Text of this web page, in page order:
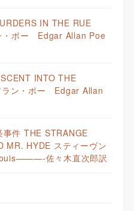
IN THE RUE
・ポー Edgar Allan Poe
INTO THE
ラン・ポー Edgar Allan
事件 THE STRANGE
MR. HYDE スティーヴン
佐々木直次郎訳